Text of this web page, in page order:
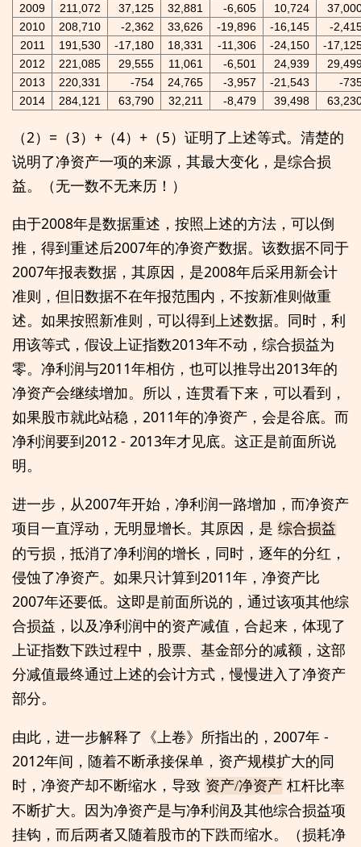
2009
211,072 37,125 32,881 -6,605 10,724
2010
208,710 -2,362 33,626 -19,896 -16,145
-
2011
191,530 -17,180 18,331 -11,306 -24,150
-
2012
221,085 29,555 11,061 -6,501 24,939
2013
220,331 -754 24,765 -3,957 -21,543
-
2014
284,121 63,790 32,211 -8,479 39,498
（2）=（3）+（4）+（5）证明了上述等式。清楚的
说明了净资产一项的来源，其最大变化，是综合损
益。（无一数不无来历！）
由于2008年是数据重述，按照上述的方法，可以倒
推，得到重述后2007年的净资产数据。该数据不同于
2007年报表数据，其原因，是2008年后采用新会计
准则，但旧数据不在年报范围内，不按新准则做重
述。如果按照新准则，可以得到上述数据。同时，利
用该等式，假设上证指数2013年不动，综合损益为
零。净利润与2011年相仿，也可以推导出2013年的
净资产会继续增加。所以，连贯看下来，可以看到，
如果股市就此站稳，2011年的净资产，会是谷底。而
净利润要到2012 - 2013年才见底。这正是前面所说
明。
进一步，从2007年开始，净利润一路增加，而净资产
项目一直浮动，无明显增长。其原因，是 综合损益
的亏损，抵消了净利润的增长，同时，逐年的分红，
侵蚀了净资产。如果只计算到2011年，净资产比
2007年还要低。这即是前面所说的，通过该项其他综
合损益，以及净利润中的资产减值，合起来，体现了
上证指数下跌过程中，股票、基金部分的减额，这部
分减值最终通过上述的会计方式，慢慢进入了净资产
部分。
由此，进一步解释了《上卷》所指出的，2007年 -
2012年间，随着不断承接保单，资产规模扩大的同
时，净资产却不断缩水，导致 资产/净资产 杠杆比率
不断扩大。因为净资产是与净利润及其他综合损益项
挂钩，而后两者又随着股市的下跌而缩水。（损耗净